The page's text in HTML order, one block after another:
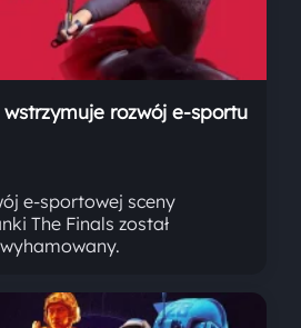
rozwój e-sportu
e-sportowej sceny
The Finals został